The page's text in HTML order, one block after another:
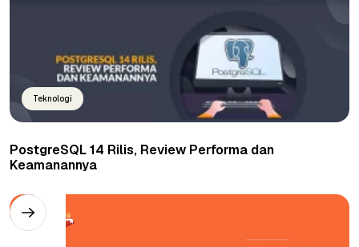
Teknologi
PostgreSQL 14 Rilis, Review Performa dan
Keamanannya